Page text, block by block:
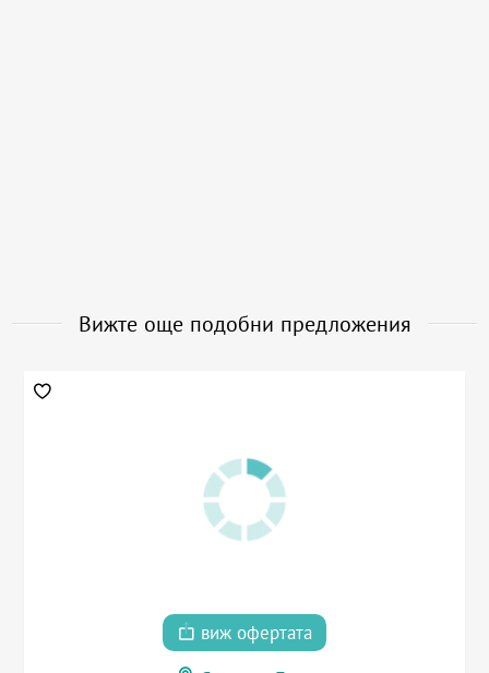
Вижте още подобни предложения
виж офертата